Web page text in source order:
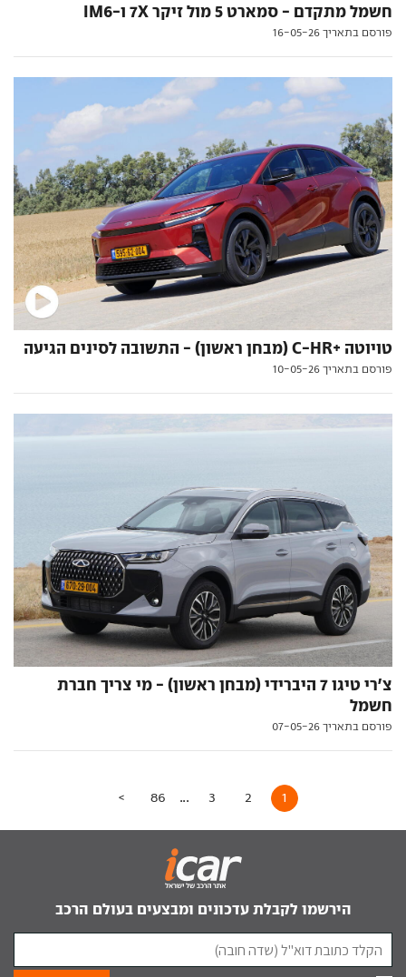
חשמל מתקדם - סמארט 5 מול זיקר 7X ו-IM6
פורסם בתאריך 16-05-26
טויוטה +C-HR (מבחן ראשון) - התשובה לסינים הגיעה
פורסם בתאריך 10-05-26
צ'רי טיגו 7 היברידי (מבחן ראשון) - מי צריך חברת
חשמל
פורסם בתאריך 07-05-26
1
2
3
...
86
>
הירשמו לקבלת עדכונים ומבצעים בעולם הרכב